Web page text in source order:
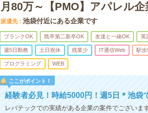
月80万～【PMO】アパレル
派遣先 池袋付近にある企業です
ブランクOK 既卒第二新卒OK 友達と一緒OK 英
週5日勤務 土日祝休 残業少 IT通信Web 駅歩
プログラミング WEB
ここがポイント！
経験者必見！時給5000円！週5日＊池袋
レバテックでの実績がある企業の案件でござい